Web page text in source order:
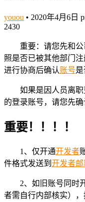
youou • 2020年4月6日
2430
重要：请您先和
照是否已被其他部门
进行协商后确认账号是
如果是因人员离
的登录账号，请您先确
重要！！！！
1、仅开通开发者
件格式发送到 开发者
2、如旧账号同时
者需自行内部核实）